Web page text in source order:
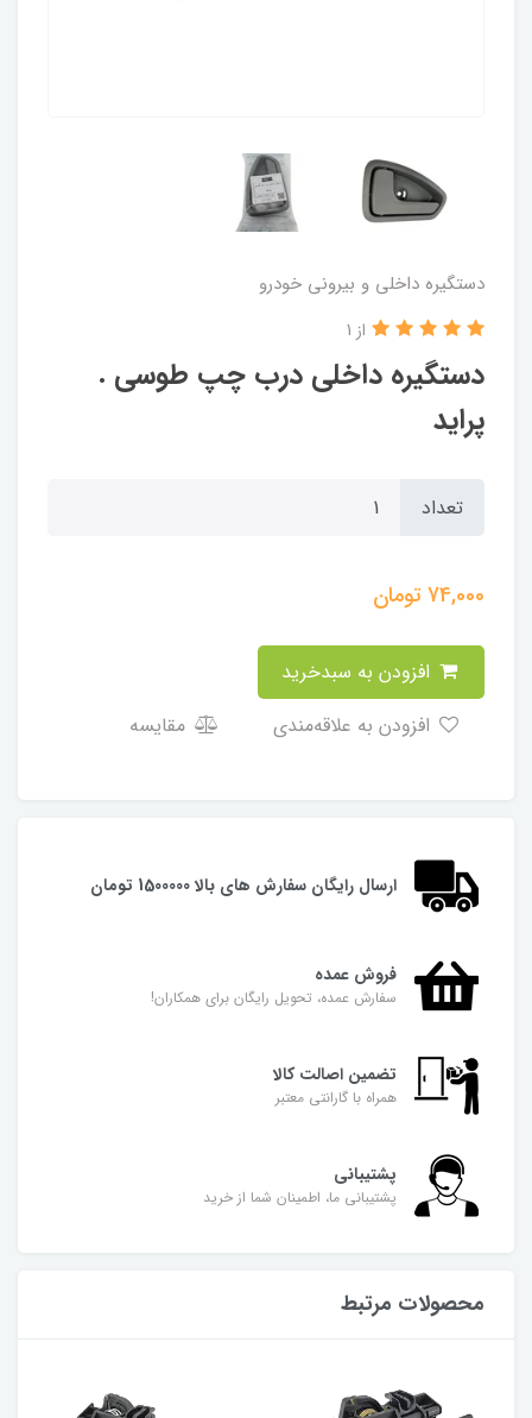
دستگیره داخلی و بیرونی خودرو
دستگیره داخلی درب چپ طوسی .
پراید
از 1
تعداد
74,000تومان
مقایسه
ارسال رایگان سفارش های بالا 1500000 تومان
فروش عمده
سفارش عمده، تحویل رایگان برای همکاران!
تضمین اصالت کالا
همراه با گارانتی معتبر
پشتیبانی
پشتیبانی ما، اطمینان شما از خرید
محصولات مرتبط